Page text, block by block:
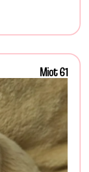
Miot 61